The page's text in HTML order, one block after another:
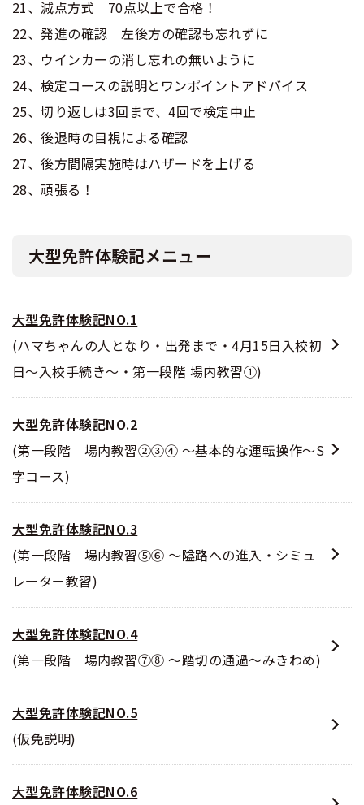
21、減点方式 70点以上で合格！
22、発進の確認 左後方の確認も忘れずに
23、ウインカーの消し忘れの無いように
24、検定コースの説明とワンポイントアドバイス
25、切り返しは3回まで、4回で検定中止
26、後退時の目視による確認
27、後方間隔実施時はハザードを上げる
28、頑張る！
大型免許体験記メニュー
大型免許体験記NO.1
(ハマちゃんの人となり・出発まで・4月15日入校初
日～入校手続き～・第一段階 場内教習①)
大型免許体験記NO.2
(第一段階 場内教習②③④ ～基本的な運転操作～S
字コース)
大型免許体験記NO.3
(第一段階 場内教習⑤⑥ ～隘路への進入・シミュ
レーター教習)
大型免許体験記NO.4
(第一段階 場内教習⑦⑧ ～踏切の通過～みきわめ)
大型免許体験記NO.5
(仮免説明)
大型免許体験記NO.6